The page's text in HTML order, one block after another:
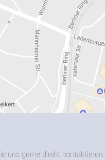
uns gerne direkt kontaktieren.